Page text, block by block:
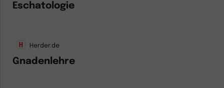
Eschatologie
Herder.de
Gnadenlehre